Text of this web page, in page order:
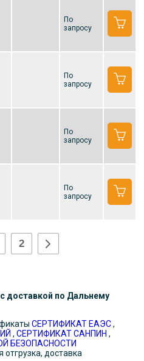
По
запросу
По
запросу
По
запросу
По
запросу
2
доставкой по Дальнему
СЕРТИФИКАТ ЕАЭС,
, СЕРТИФИКАТ САНПИН ,
БЕЗОПАСНОСТИ
отгрузка, доставка